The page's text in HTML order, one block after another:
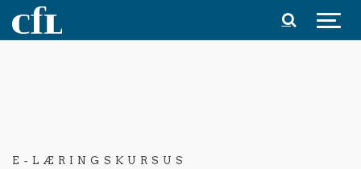
Spring til indhold
E-LÆRINGSKURSUS